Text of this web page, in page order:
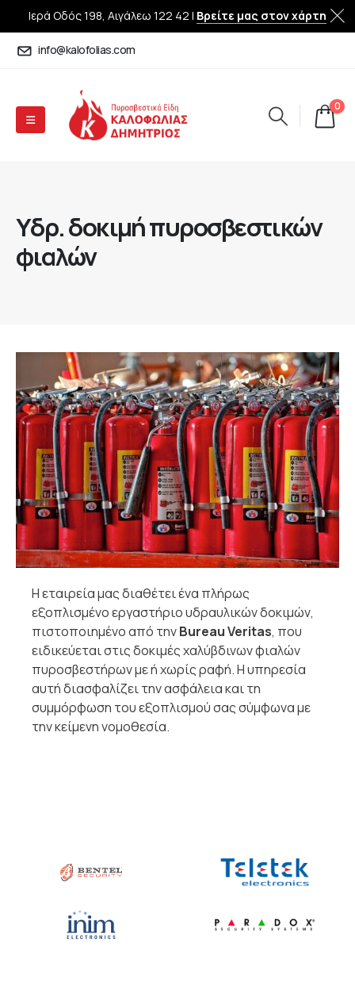
Ιερά Οδός 198, Αιγάλεω 122 42 | Βρείτε μας στον χάρτη
info@kalofolias.com
0
Yδρ. δοκιμή πυροσβεστικών
φιαλών
Η εταιρεία μας διαθέτει ένα πλήρως
εξοπλισμένο εργαστήριο υδραυλικών δοκιμών,
πιστοποιημένο από τηνBureau Veritas, που
ειδικεύεται στις δοκιμές χαλύβδινων φιαλών
πυροσβεστήρων με ή χωρίς ραφή. Η υπηρεσία
αυτή διασφαλίζει την ασφάλεια και τη
συμμόρφωση του εξοπλισμού σας σύμφωνα με
την κείμενη νομοθεσία.